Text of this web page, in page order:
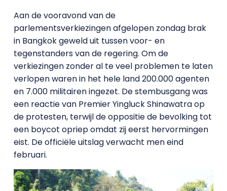
Aan de vooravond van de
parlementsverkiezingen afgelopen zondag brak
in Bangkok geweld uit tussen voor- en
tegenstanders van de regering. Om de
verkiezingen zonder al te veel problemen te laten
verlopen waren in het hele land 200.000 agenten
en 7.000 militairen ingezet. De stembusgang was
een reactie van Premier Yingluck Shinawatra op
de protesten, terwijl de oppositie de bevolking tot
een boycot opriep omdat zij eerst hervormingen
eist. De officiële uitslag verwacht men eind
februari.